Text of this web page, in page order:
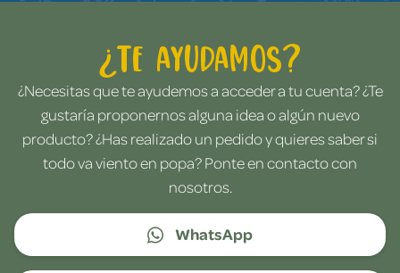
¿Te ayudamos?
¿Necesitas que te ayudemos a acceder a tu cuenta? ¿Te
gustaría proponernos alguna idea o algún nuevo
producto? ¿Has realizado un pedido y quieres saber si
todo va viento en popa? Ponte en contacto con
nosotros.
WhatsApp